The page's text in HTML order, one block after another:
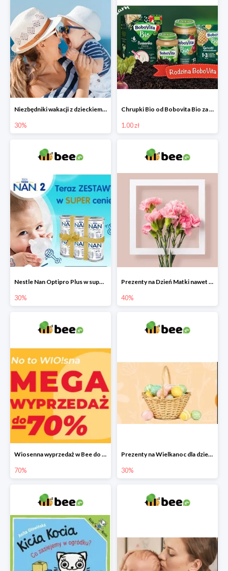
Niezbędniki wakacji z dzieckiem do -30%
30%
Chrupki Bio od Bobovita Bio za 1 grosz
1.00 zł
Nestle Nan Optipro Plus w super cenach!
30%
Prezenty na Dzień Matki nawet do -40%
40%
Wiosenna wyprzedaż w Bee do -70%
70%
Prezenty na Wielkanoc dla dzieci 2022 - upominki od Zajączka
30%